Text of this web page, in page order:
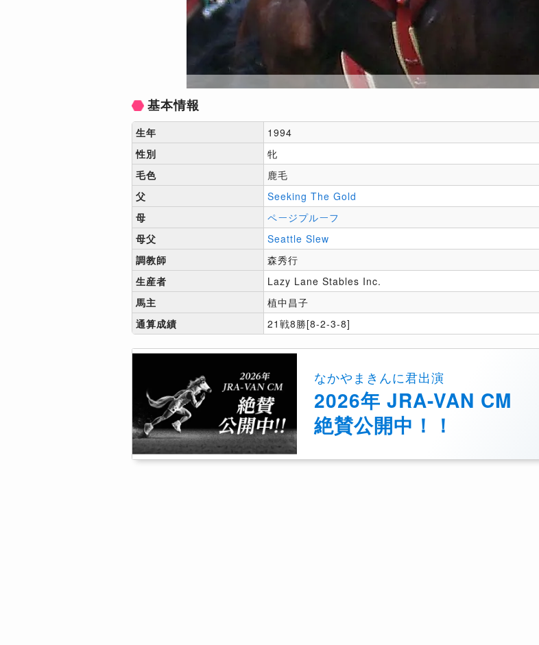
基本情報
生年
1994
性別
牝
毛色
鹿毛
父
Seeking The Gold
母
ページプルーフ
母父
Seattle Slew
調教師
森秀行
生産者
Lazy Lane Stables Inc.
馬主
植中昌子
通算成績
21戦8勝[8-2-3-8]
なかやまきんに君出演
2026年 JRA-VAN CM
絶賛公開中！！